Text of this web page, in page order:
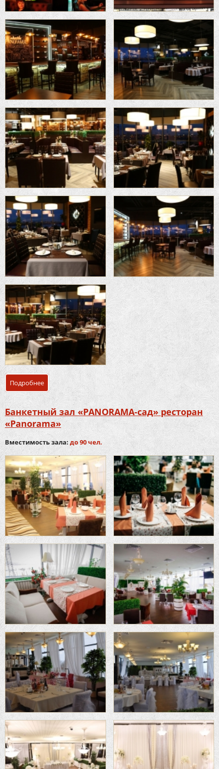
Подробнее о Банкетный зал «Стейк-хаус PANORAMA» ресторан
Банкетный зал «PANORAMA-сад» ресторан
«Panorama»
Вместимость зала: до 90 чел.